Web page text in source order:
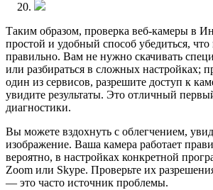
Таким образом, проверка веб-камеры в
простой и удобный способ убедиться, что
правильно. Вам не нужно скачивать
или разбираться в сложных настройках;
один из сервисов, разрешите доступ к
увидите результаты. Это отличный
диагностики.
Вы можете вздохнуть с облегчением,
изображение. Ваша камера работает
вероятно, в настройках конкретной
Zoom или Skype. Проверьте их
— это часто источник проблемы.